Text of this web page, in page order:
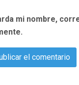
mi nombre,